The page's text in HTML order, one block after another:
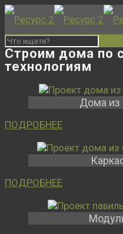
Строим дома по
технологиям
Дома из
ПОДРОБНЕЕ
ПОДРОБНЕЕ